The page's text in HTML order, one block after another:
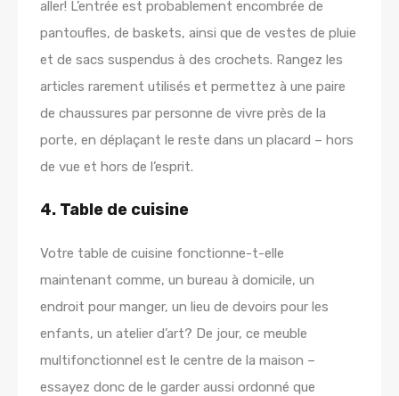
aller! L’entrée est probablement encombrée de
pantoufles, de baskets, ainsi que de vestes de pluie
et de sacs suspendus à des crochets. Rangez les
articles rarement utilisés et permettez à une paire
de chaussures par personne de vivre près de la
porte, en déplaçant le reste dans un placard – hors
de vue et hors de l’esprit.
4. Table de cuisine
Votre table de cuisine fonctionne-t-elle
maintenant comme, un bureau à domicile, un
endroit pour manger, un lieu de devoirs pour les
enfants, un atelier d’art? De jour, ce meuble
multifonctionnel est le centre de la maison –
essayez donc de le garder aussi ordonné que